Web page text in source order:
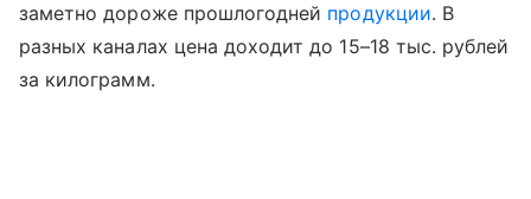
заметно дороже прошлогодней продукции. В
разных каналах цена доходит до 15–18 тыс. рублей
за килограмм.